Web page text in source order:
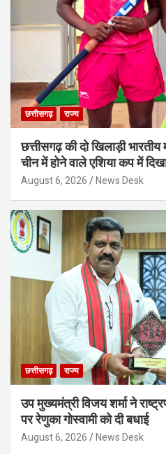
छत्तीसगढ़ राज्य
छत्तीसगढ़ की दो खिलाड़ी भारतीय
चीन में होने वाले एशिया कप में
August 6, 2026 News Desk
छत्तीसगढ़ राज्य
उप मुख्यमंत्री विजय शर्मा ने
पर रेणुका गोस्वामी को दी बधाई
August 6, 2026 News Desk